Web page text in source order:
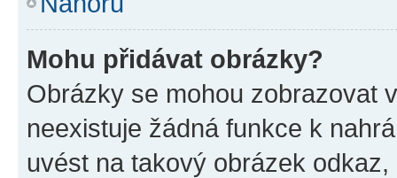
Mohu přidávat obrázky?
Obrázky se mohou zobrazovat
neexistuje žádná funkce k
uvést na takový obrázek